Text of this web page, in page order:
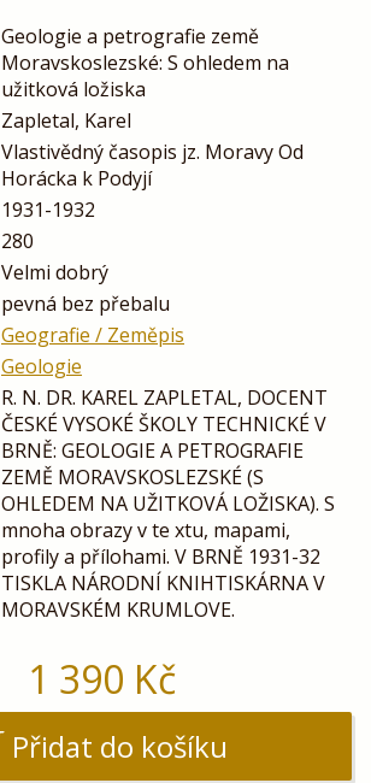
Geologie a petrografie země
Moravskoslezské: S ohledem na
užitková ložiska
Zapletal, Karel
Vlastivědný časopis jz. Moravy Od
Horácka k Podyjí
1931-1932
280
Velmi dobrý
pevná bez přebalu
Geografie / Zeměpis
Geologie
R. N. DR. KAREL ZAPLETAL, DOCENT
ČESKÉ VYSOKÉ ŠKOLY TECHNICKÉ V
BRNĚ: GEOLOGIE A PETROGRAFIE
ZEMĚ MORAVSKOSLEZSKÉ (S
OHLEDEM NA UŽITKOVÁ LOŽISKA). S
mnoha obrazy v te xtu, mapami,
profily a přílohami. V BRNĚ 1931-32
TISKLA NÁRODNÍ KNIHTISKÁRNA V
MORAVSKÉM KRUMLOVE.
1 390 Kč
Přidat do košíku